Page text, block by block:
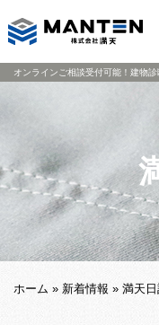
オンラインご相談受付可能！建物
ホーム » 新着情報 » 満天